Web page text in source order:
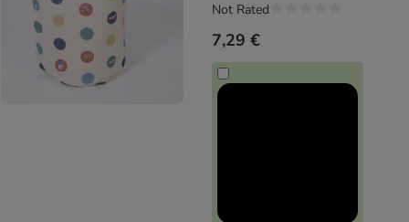
7,29 €
Not Rated